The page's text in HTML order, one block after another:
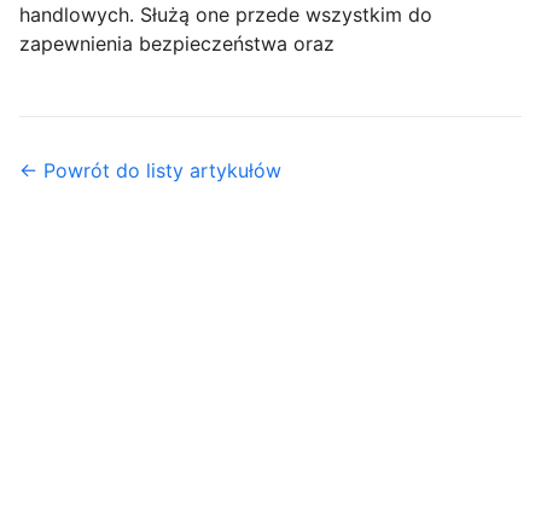
handlowych. Służą one przede wszystkim do
zapewnienia bezpieczeństwa oraz
← Powrót do listy artykułów